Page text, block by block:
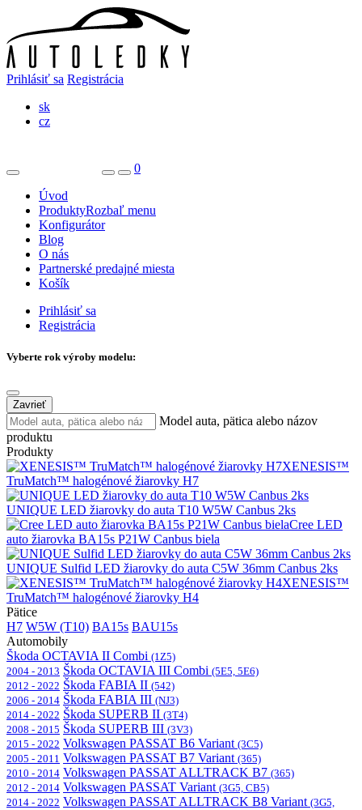
Prihlásiť sa Registrácia
sk
cz
0
Úvod
ProduktyRozbaľ menu
Konfigurátor
Blog
O nás
Partnerské predajné miesta
Košík
Prihlásiť sa
Registrácia
Vyberte rok výroby modelu:
Zavrieť
Model auta, pätica alebo názov
produktu
Produkty
XENESIS™
TruMatch™ halogénové žiarovky H7
UNIQUE LED žiarovky do auta T10 W5W Canbus 2ks
Cree LED
auto žiarovka BA15s P21W Canbus biela
UNIQUE Sulfid LED žiarovky do auta C5W 36mm Canbus 2ks
XENESIS™
TruMatch™ halogénové žiarovky H4
Pätice
H7 W5W (T10) BA15s BAU15s
Automobily
Škoda OCTAVIA II Combi (1Z5)
2004 - 2013 Škoda OCTAVIA III Combi (5E5, 5E6)
2012 - 2022 Škoda FABIA II (542)
2006 - 2014 Škoda FABIA III (NJ3)
2014 - 2022 Škoda SUPERB II (3T4)
2008 - 2015 Škoda SUPERB III (3V3)
2015 - 2022 Volkswagen PASSAT B6 Variant (3C5)
2005 - 2011 Volkswagen PASSAT B7 Variant (365)
2010 - 2014 Volkswagen PASSAT ALLTRACK B7 (365)
2012 - 2014 Volkswagen PASSAT Variant (3G5, CB5)
2014 - 2022 Volkswagen PASSAT ALLTRACK B8 Variant (3G5,